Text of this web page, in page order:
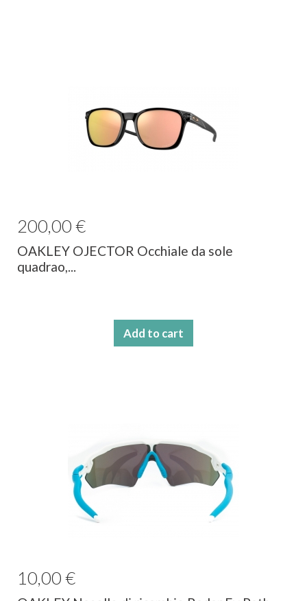
200,00 €
OAKLEY OJECTOR Occhiale da sole
quadrao,...
Add to cart
10,00 €